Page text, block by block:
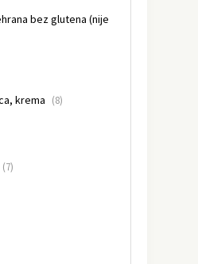
bez glutena (nije
krema (8)
(7)